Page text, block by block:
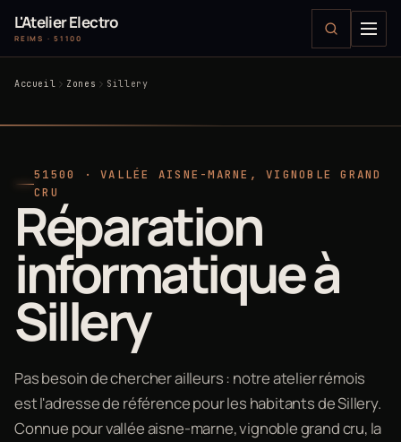
L'Atelier Electro
REIMS · 51100
Accueil Zones Sillery
51500 · VALLÉE AISNE-MARNE, VIGNOBLE GRAND
CRU
Réparation
informatique à
Sillery
Pas besoin de chercher ailleurs : notre atelier rémois
est l'adresse de référence pour les habitants de Sillery.
Connue pour vallée aisne-marne, vignoble grand cru, la